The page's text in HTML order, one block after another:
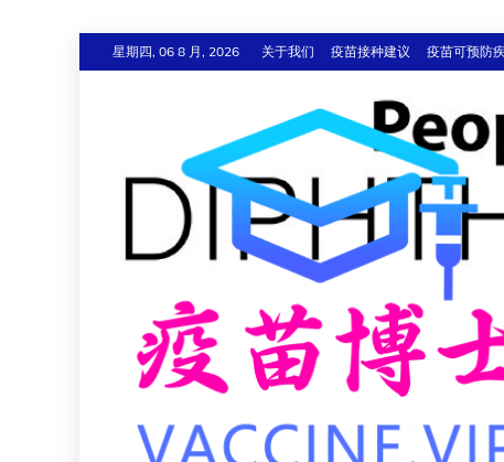
至
星期四, 06 8 月, 2026 关于我们 疫苗接种建议 疫苗可预防